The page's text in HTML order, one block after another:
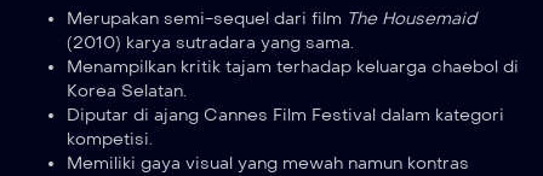
Merupakan semi-sequel dari film The Housemaid
(2010) karya sutradara yang sama.
Menampilkan kritik tajam terhadap keluarga chaebol di
Korea Selatan.
Diputar di ajang Cannes Film Festival dalam kategori
kompetisi.
Memiliki gaya visual yang mewah namun kontras